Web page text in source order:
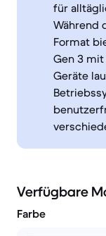
für
Während
Format
Gen 3
Geräte
Verfügbare
Farbe